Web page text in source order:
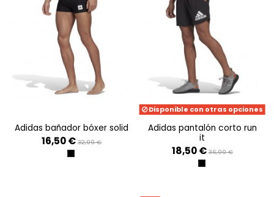
adidas bañador bóxer solid
16,50 € 32,99 €
BLACK
Disponible con otras opciones
adidas pantalón corto run
it
18,50 € 36,99 €
BLACK